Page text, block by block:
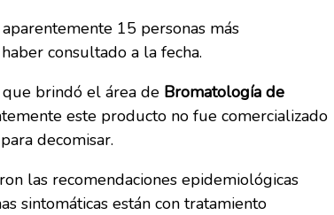
15 personas más
consultado a la fecha.
brindó el área de Bromatología de
este producto no fue comercializado
decomisar.
las recomendaciones epidemiológicas
sintomáticas están con tratamiento